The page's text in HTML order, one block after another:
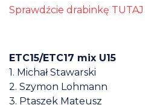
Sprawdźcie drabinkę TUTAJ
ETC15/ETC17 mix U15
1. Michał Stawarski
2. Szymon Lohmann
3. Ptaszek Mateusz